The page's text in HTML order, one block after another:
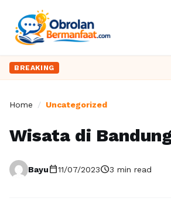
BREAKING
Home / Uncategorized
Wisata di
Bayucalendar_today11/07/2023schedule3 min read